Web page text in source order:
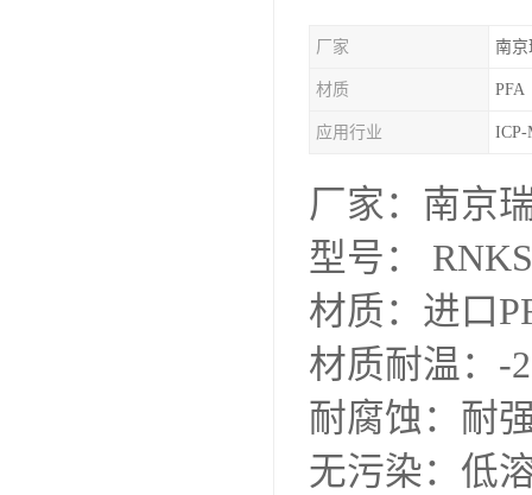
厂家 南京
材质 PFA
应用行业 ICP-
厂家：南京
型号：
材质：进口
材质耐温：-
耐腐蚀：耐
无污染：低